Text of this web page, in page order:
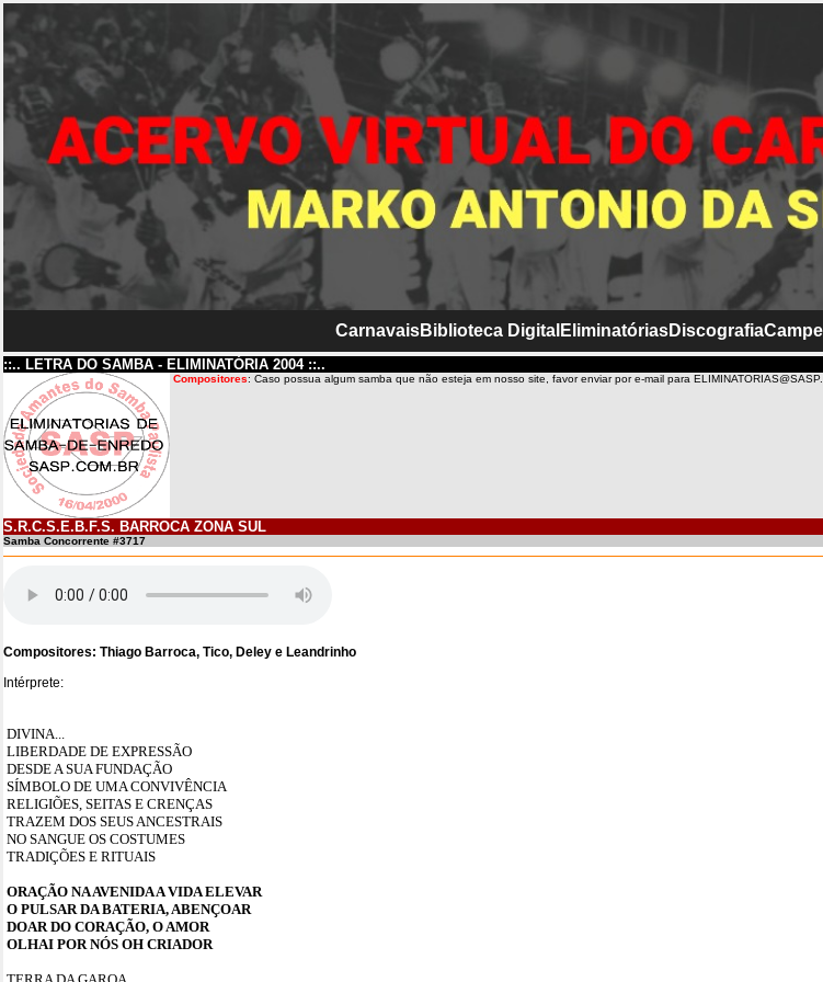
CarnavaisBiblioteca Digital EliminatóriasDiscografia
::.. LETRA DO SAMBA - ELIMINATÓRIA 2004 ::..
Compositores: Caso possua algum samba que não esteja em nosso site, favor enviar por e-mail para
S.R.C.S.E.B.F.S. BARROCA ZONA SUL
Samba Concorrente #3717
Compositores: Thiago Barroca, Tico, Deley e Leandrinho
Intérprete:
DIVINA...
LIBERDADE DE EXPRESSÃO
DESDE A SUA FUNDAÇÃO
SÍMBOLO DE UMA CONVIVÊNCIA
RELIGIÕES, SEITAS E CRENÇAS
TRAZEM DOS SEUS ANCESTRAIS
NO SANGUE OS COSTUMES
TRADIÇÕES E RITUAIS
ORAÇÃO NA AVENIDA A VIDA ELEVAR
O PULSAR DA BATERIA, ABENÇOAR
DOAR DO CORAÇÃO, O AMOR
OLHAI POR NÓS OH CRIADOR